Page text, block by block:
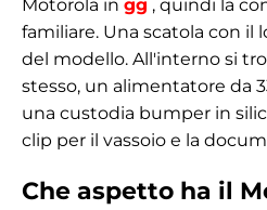
Motorola in gg , quindi la
familiare. Una scatola con il
del modello. All'interno si
stesso, un alimentatore da
una custodia bumper in
clip per il vassoio e la
Che aspetto ha il